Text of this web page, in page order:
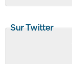
Sur Twitter